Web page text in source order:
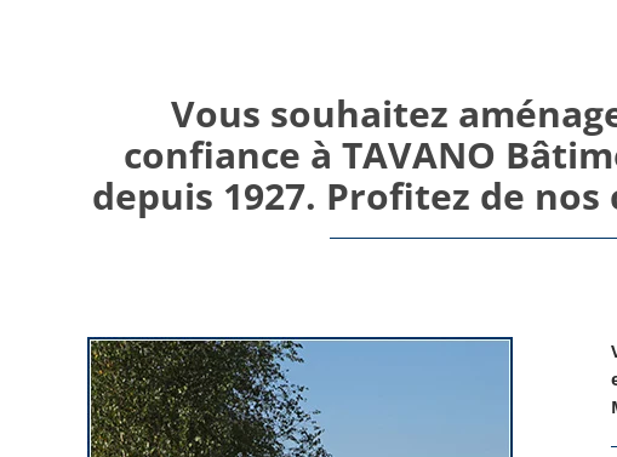
Vous souhaitez
confiance à TAVANO
depuis 1927. Profitez de nos